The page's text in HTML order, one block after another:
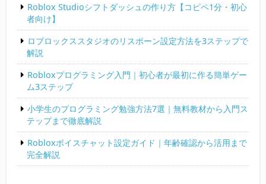
Roblox Studioシフトダッシュの作り方【コピペ1分・初心
者向け】
ロブロックススタジオのリスポーン設定方法を3ステップで
解説
Robloxプログラミング入門｜初心者が最初に作る簡単ゲー
ム3ステップ
小学生のプログラミング勉強方法7選｜無料教材から入門ス
テップまで徹底解説
Robloxボイスチャット設定ガイド｜年齢確認から活用まで
完全解説